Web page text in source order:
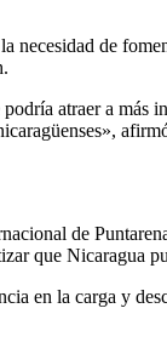
de
atraer a más
de
que Nicaragua
en la carga y